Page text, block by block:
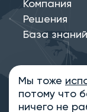
Компания
Решения
База знаний
Политика
Информация на
характер и не
Мы тоже
потому что
ничего не